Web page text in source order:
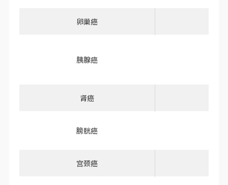
卵巢癌
胰腺癌
肾癌
膀胱癌
宫颈癌